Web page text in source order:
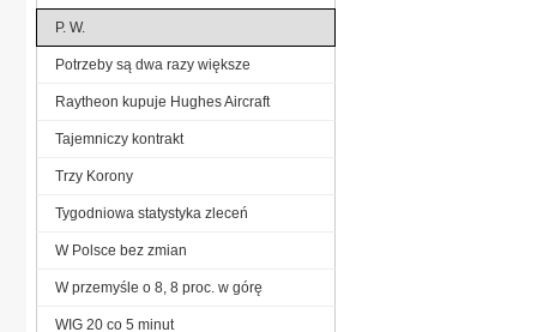
P. W.
Potrzeby są dwa razy większe
Raytheon kupuje Hughes Aircraft
Tajemniczy kontrakt
Trzy Korony
Tygodniowa statystyka zleceń
W Polsce bez zmian
W przemyśle o 8, 8 proc. w górę
WIG 20 co 5 minut